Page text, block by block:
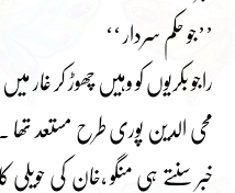
’’جو حکم سردار ‘‘
راجو بکریوں کو وہیں چھوڑ کر غار میں
محی الدین پوری طرح مستعد
خبر سنتے ہی منگو ،خان کی